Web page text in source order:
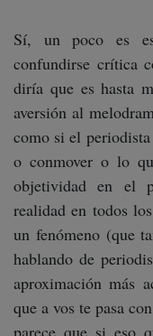
Sí, un poco es
confundirse crítica
diría que es hasta
aversión al
como si el
o conmover o lo
objetividad en el
realidad en todos
un fenómeno (que
hablando de
aproximación más
que a vos te pasa
parece que si eso